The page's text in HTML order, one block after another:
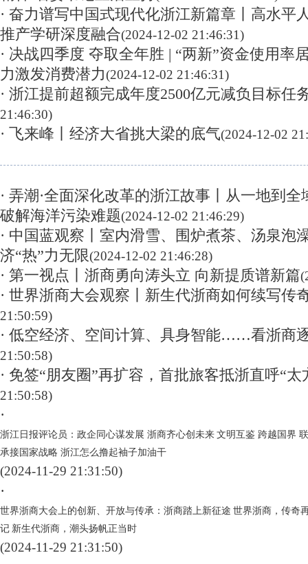
· 奋力谱写中国式现代化浙江新篇章丨高水平
推产学研深度融合(2024-12-02 21:46:31)
· 决战四季度 夺取全年胜 | “两新”资金使用率
力激发消费潜力(2024-12-02 21:46:31)
· 浙江提前超额完成年度2500亿元减负目标任
21:46:30)
· 飞来峰丨经济大省挑大梁的底气(2024-12-02
· 弄潮·全面深化改革的浙江故事丨从一地到全
破解海洋污染难题(2024-12-02 21:46:29)
· 中国蓝观察丨室内滑雪、围炉煮茶、汤泉
济“热”力无限(2024-12-02 21:46:28)
· 第一视点丨浙商勇向涛头立 向新提质谱新篇
· 世界浙商大会观察丨新生代浙商如何续写传
21:50:59)
· 低空经济、空间计算、具身智能……看浙商
21:50:58)
· 免签“朋友圈”再扩容，首批旅客抵浙直呼“太
21:50:58)
·
浙江日报评论员：政企同心谋发展 浙商齐心创未来 文明互鉴 跨越国界
承接国家战略 浙江怎么撸起袖子加油干
(2024-11-29 21:31:50)
·
世界浙商大会上的创新、开放与传承：浙商踏上新征途 世界浙商，传奇
记 新生代浙商，潮头扬帆正当时
(2024-11-29 21:31:50)